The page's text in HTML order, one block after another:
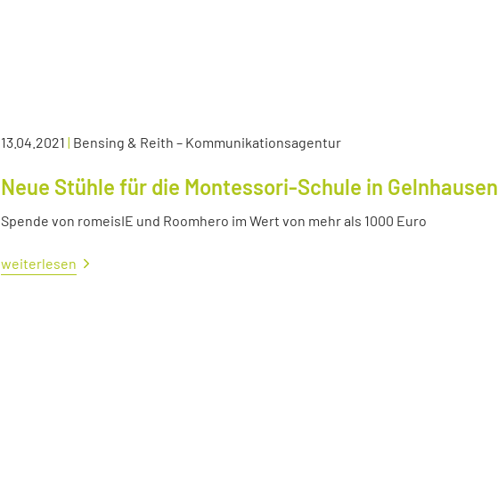
13.04.2021 | Bensing & Reith – Kommunikationsagentur
Neue Stühle für die Montessori-Schule in Gelnhausen
Spende von romeisIE und Roomhero im Wert von mehr als 1000 Euro
weiterlesen